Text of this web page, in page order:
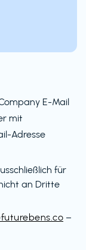
E-Mail
mit
Adresse
für
an Dritte
–